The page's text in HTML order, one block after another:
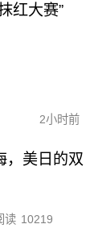
红大赛”
2小时前
，美日的双
读 10219